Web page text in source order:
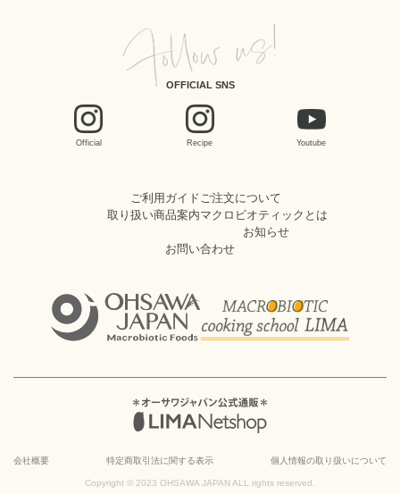
OFFICIAL SNS
Official Recipe Youtube
ご利用ガイドご注文について
取り扱い商品案内マクロビオティックとは
お知らせ
お問い合わせ
会社概要 特定商取引法に関する表示 個人情報の取り扱いについて
Copyright © 2023 OHSAWA JAPAN ALL rights reserved.